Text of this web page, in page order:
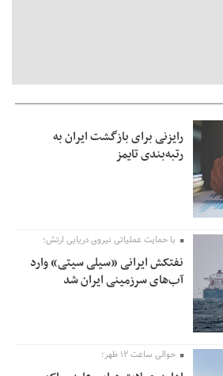
رایزنی برای بازگشت ایران به
رتبه‌بندی تایمز
با حمایت عملیاتی نیروی دریایی ارتش؛
نفتکش ایرانی «سیلی سیتی» وارد
آب‌های سرزمینی ایران شد
حوالی ساعت ۱۲ ظهر؛